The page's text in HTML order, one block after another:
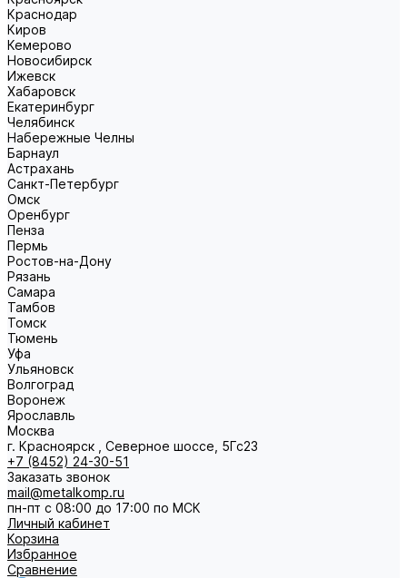
Краснодар
Киров
Кемерово
Новосибирск
Ижевск
Хабаровск
Екатеринбург
Челябинск
Набережные Челны
Барнаул
Астрахань
Санкт-Петербург
Омск
Оренбург
Пенза
Пермь
Ростов-на-Дону
Рязань
Самара
Тамбов
Томск
Тюмень
Уфа
Ульяновск
Волгоград
Воронеж
Ярославль
Москва
г. Красноярск , Северное шоссе, 5Гс23
+7 (8452) 24-30-51
Заказать звонок
mail@metalkomp.ru
пн-пт с 08:00 до 17:00 по МСК
Личный кабинет
Корзина
Избранное
Сравнение